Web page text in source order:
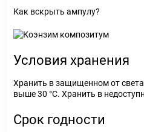
Как вскрыть ампулу?
Условия хранения
Хранить в защищенном от света
выше 30 °С. Хранить в
Срок годности